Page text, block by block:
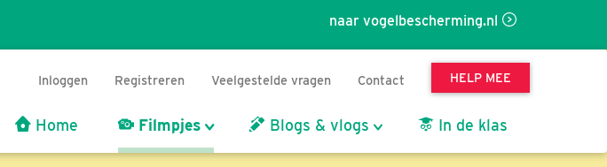
naar vogelbescherming.nl
Inloggen Registreren Veelgestelde vragen Contact HELP MEE
Home Filmpjes Blogs & vlogs In de klas